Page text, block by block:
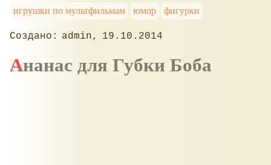
игрушки по мультфильмам
юмор фигурки
admin 19.10.2014
Ананас для Губки Боба